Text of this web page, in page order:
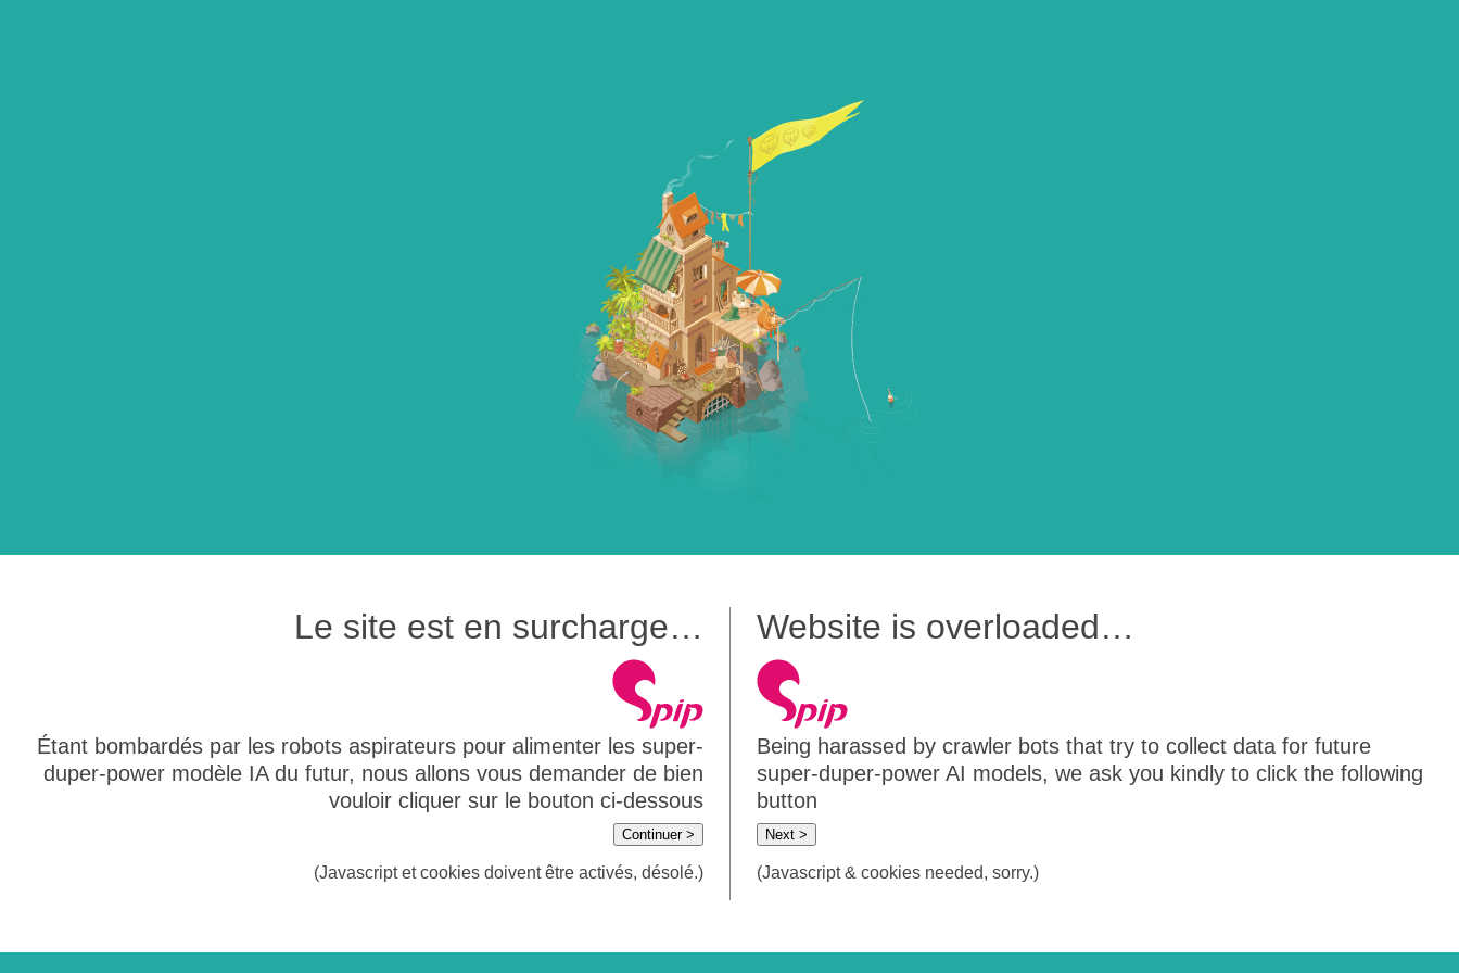
Le site est en surcharge…
Étant bombardés par les robots aspirateurs pour alimenter les super-
duper-power modèle IA du futur, nous allons vous demander de bien
vouloir cliquer sur le bouton ci-dessous
Continuer >
(Javascript et cookies doivent être activés, désolé.)
Website is overloaded…
Being harassed by crawler bots that try to collect data for future
super-duper-power AI models, we ask you kindly to click the following
button
Next >
(Javascript & cookies needed, sorry.)